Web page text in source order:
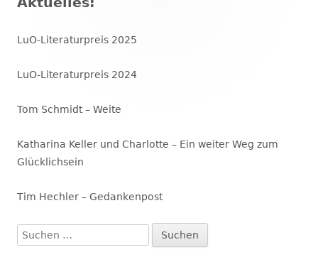
Haupt-
Seitenleiste
LuO-Literaturpreis 2025
LuO-Literaturpreis 2024
Tom Schmidt – Weite
Katharina Keller und Charlotte – Ein weiter Weg zum
Glücklichsein
Tim Hechler – Gedankenpost
Suchen
nach: